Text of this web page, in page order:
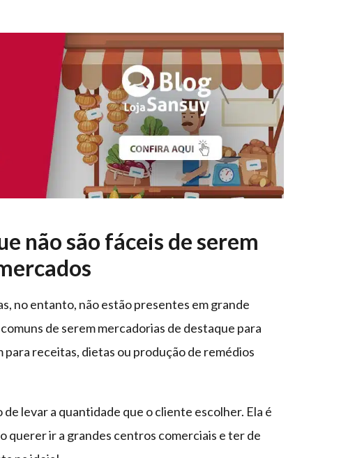
não são fáceis de serem
no entanto, não estão presentes em grande
de serem mercadorias de destaque para
para receitas, dietas ou produção de remédios
levar a quantidade que o cliente escolher. Ela é
querer ir a grandes centros comerciais e ter de